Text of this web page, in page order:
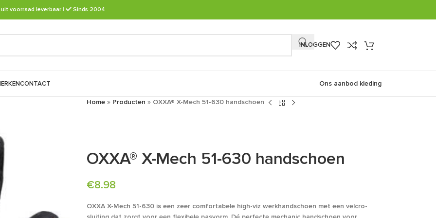
uit voorraad leverbaar | Sinds 2004
INLOGGEN
CONTACT Ons aanbod kleding
Home» Producten » OXXA® X-Mech 51-630 handschoen
OXXA® X-Mech 51-630 handschoen
€8.98
OXXA X-Mech 51-630 is een zeer comfortabele high-viz werkhandschoen met een velcro-